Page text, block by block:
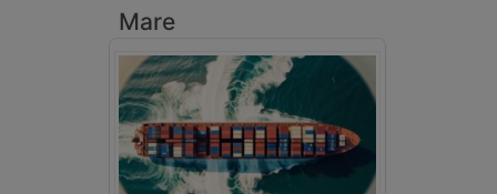
Mare